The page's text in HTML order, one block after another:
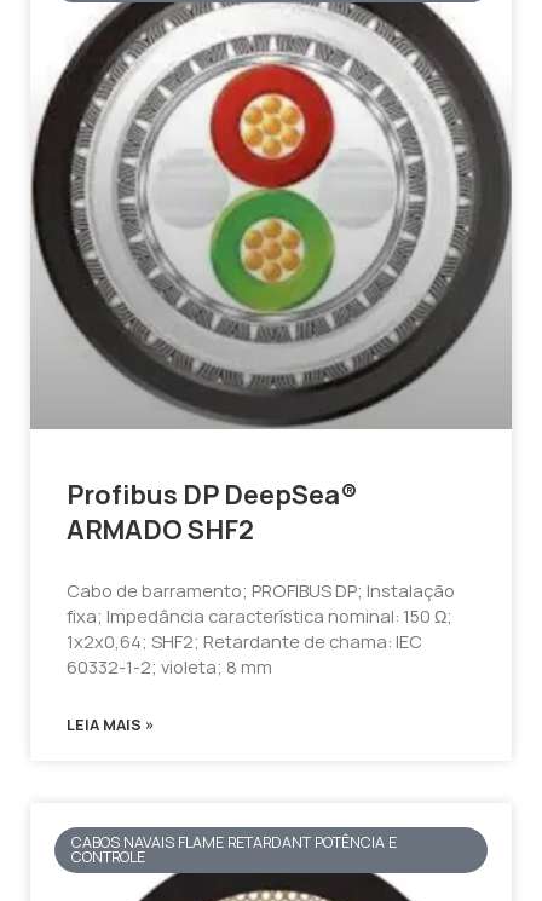
Profibus DP DeepSea®
ARMADO SHF2
Cabo de barramento; PROFIBUS DP; Instalação
fixa; Impedância característica nominal: 150 Ω;
1x2x0,64; SHF2; Retardante de chama: IEC
60332-1-2; violeta; 8 mm
LEIA MAIS »
CABOS NAVAIS FLAME RETARDANT POTÊNCIA E
CONTROLE